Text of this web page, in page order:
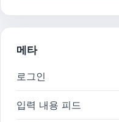
메타
로그인
입력 내용 피드